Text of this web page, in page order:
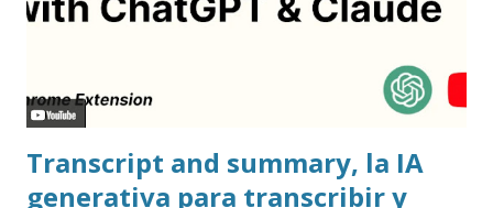
Transcript and summary, la IA
generativa para transcribir y